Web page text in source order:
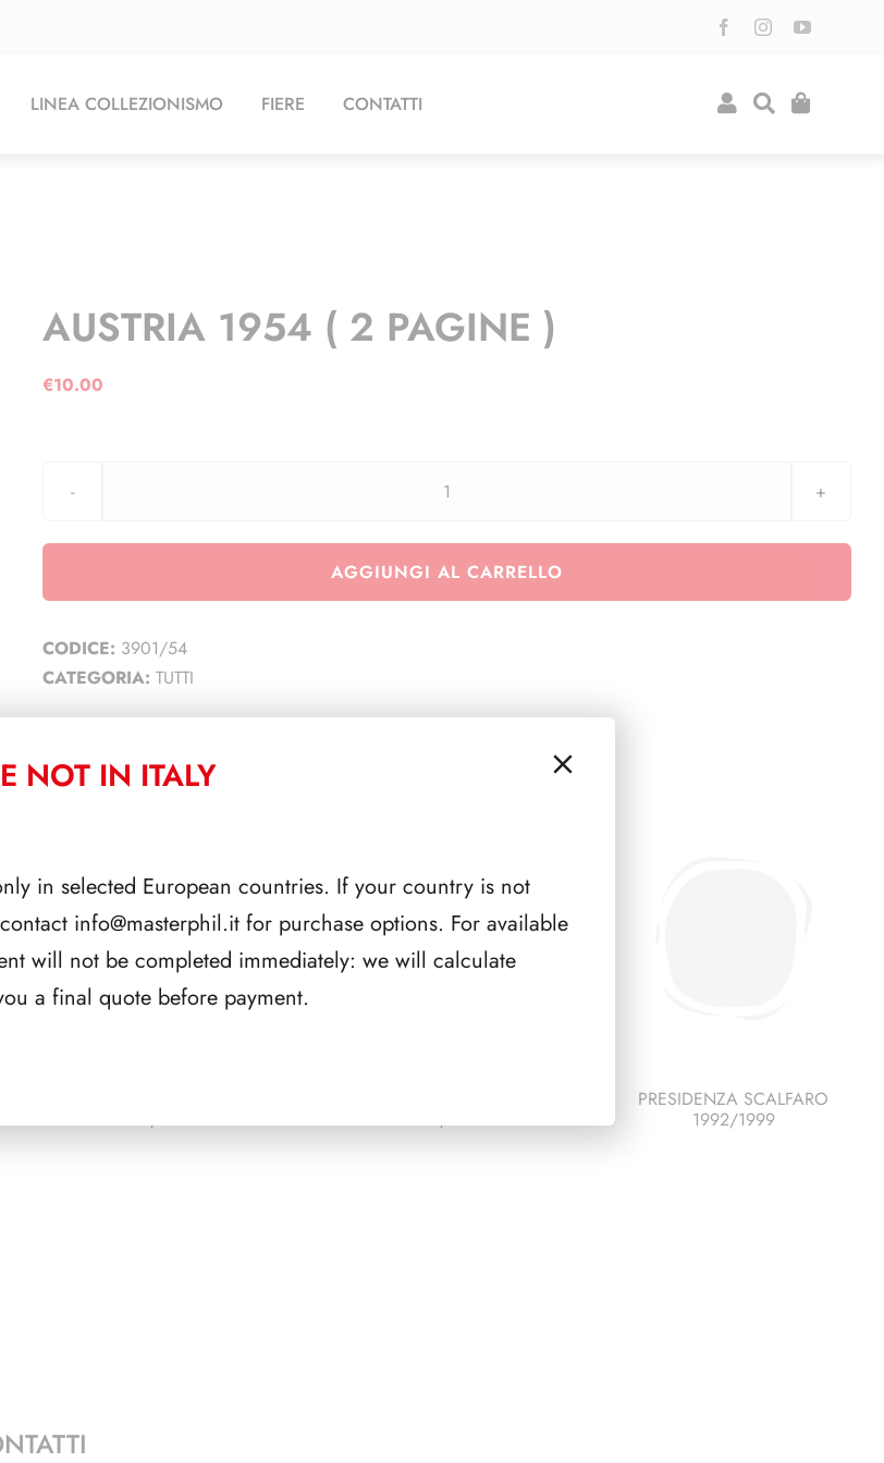
LINEA COLLEZIONISMO FIERE CONTATTI
AUSTRIA 1954 ( 2 PAGINE )
€10.00
AUSTRIA
(
AGGIUNGI AL CARRELLO
CODICE: 3901/54
CATEGORIA: TUTTI
1972/1978
1955/1962
PRESIDENZA SCALFARO
1992/1999
NOT IN ITALY
in selected European countries. If your country is not
info@masterphil.itfor purchase options. For available
will not be completed immediately: we will calculate
a final quote before payment.